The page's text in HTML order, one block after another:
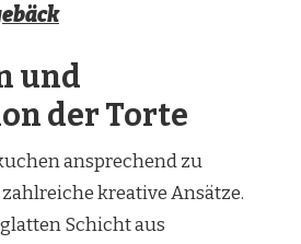
und
der Torte
ansprechend zu
kreative Ansätze.
Schicht aus